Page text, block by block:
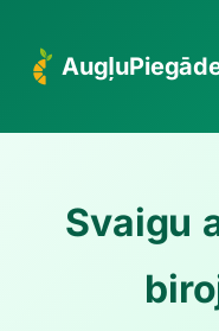
Svaigu